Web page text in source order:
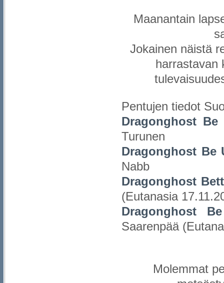
Maanantain
Jokainen näistä
harrastavan
Pentujen tiedot
Dragonghost
Turunen
Dragonghost Be
Nabb
Dragonghost
(Eutanasia
Dragonghost
Saarenpää
Molemmat